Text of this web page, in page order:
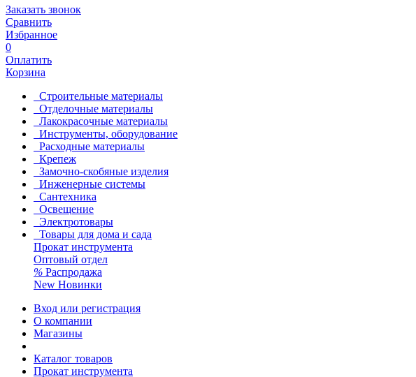
Заказать звонок
Сравнить
Избранное
0
Оплатить
Корзина
Строительные материалы
Отделочные материалы
Лакокрасочные материалы
Инструменты, оборудование
Расходные материалы
Крепеж
Замочно-скобяные изделия
Инженерные системы
Сантехника
Освещение
Электротовары
Товары для дома и сада
Прокат инструмента
Оптовый отдел
% Распродажа
New Новинки
Вход или регистрация
О компании
Магазины
Каталог товаров
Прокат инструмента